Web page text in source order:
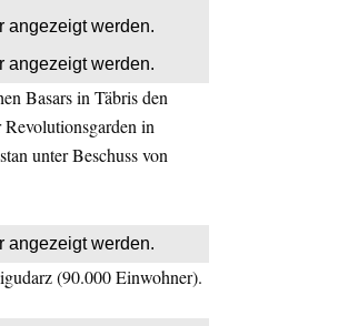
angezeigt werden.
angezeigt werden.
Basars in Täbris den
Revolutionsgarden in
unter Beschuss von
angezeigt werden.
(90.000 Einwohner).